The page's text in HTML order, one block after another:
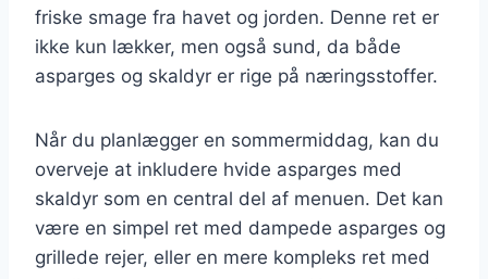
friske smage fra havet og jorden. Denne ret er
ikke kun lækker, men også sund, da både
asparges og skaldyr er rige på næringsstoffer.
Når du planlægger en sommermiddag, kan du
overveje at inkludere hvide asparges med
skaldyr som en central del af menuen. Det kan
være en simpel ret med dampede asparges og
grillede rejer, eller en mere kompleks ret med